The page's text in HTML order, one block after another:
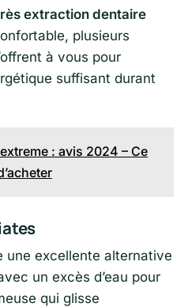
extraction dentaire
plusieurs
à vous pour
suffisant durant
: avis 2024 – Ce
une excellente alternative
un excès d’eau pour
qui glisse